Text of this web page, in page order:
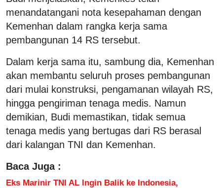
menandatangani nota kesepahaman dengan
Kemenhan dalam rangka kerja sama
pembangunan 14 RS tersebut.
Dalam kerja sama itu, sambung dia, Kemenhan
akan membantu seluruh proses pembangunan
dari mulai konstruksi, pengamanan wilayah RS,
hingga pengiriman tenaga medis. Namun
demikian, Budi memastikan, tidak semua
tenaga medis yang bertugas dari RS berasal
dari kalangan TNI dan Kemenhan.
Baca Juga :
Eks Marinir TNI AL Ingin Balik ke Indonesia,